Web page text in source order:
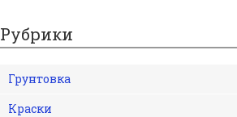
Рубрики
Грунтовка
Краски